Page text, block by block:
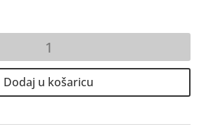
Dodaj u košaricu